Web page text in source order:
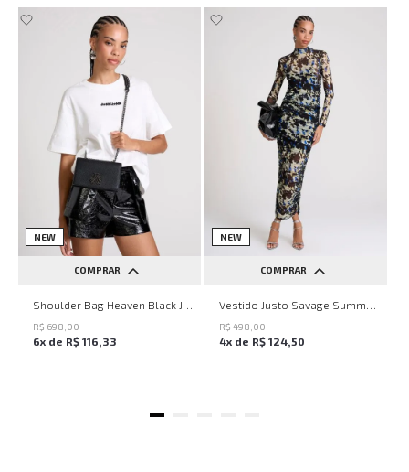
NEW
COMPRAR
UN
R$ 698 00
6x de R$ 116 33
NEW
COMPRAR
PP P M G
R$ 498 00
4x de R$ 124 50